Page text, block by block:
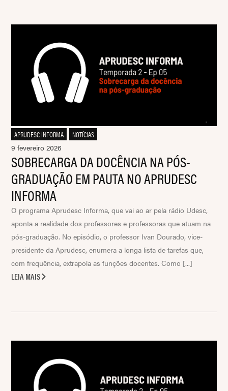
APRUDESC INFORMA
NOTÍCIAS
9 fevereiro 2026
SOBRECARGA DA DOCÊNCIA NA PÓS-
GRADUAÇÃO EM PAUTA NO APRUDESC
INFORMA
O programa Aprudesc Informa, que vai ao ar pela rádio Udesc,
aponta a realidade dos professores e professoras que atuam na
pós-graduação. No episódio, o professor Ivan Dourado, vice-
presidente da Aprudesc, enumera a longa lista de tarefas que,
com frequência, extrapola as funções docentes. Como [...]
LEIA MAIS